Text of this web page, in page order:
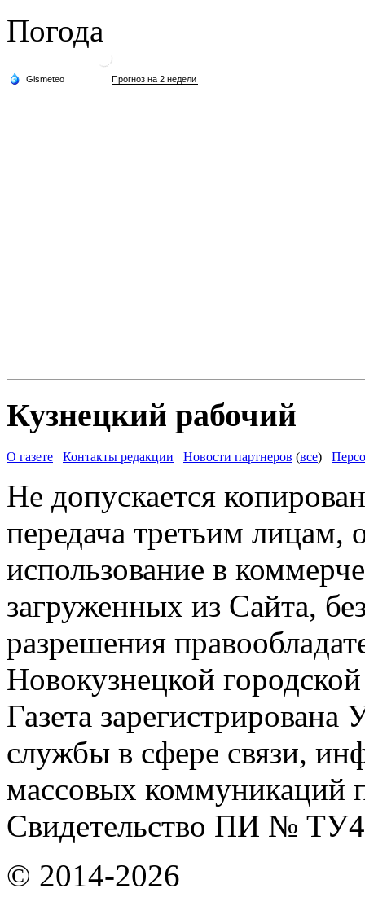
Погода
Кузнецкий рабочий
О газете Контакты редакции Новости партнеров (все)
Не допускается
передача третьим лицам,
использование в
загруженных из Сайта,
разрешения
Новокузнецкой
Газета
службы в сфере связи,
массовых коммуникаций
Свидетельство ПИ №
© 2014-2026